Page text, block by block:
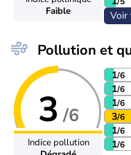
Faible
Voir
Pollution et
3 /6
Indice pollution
1/6
1/6
1/6
3/6
1/6
1/6